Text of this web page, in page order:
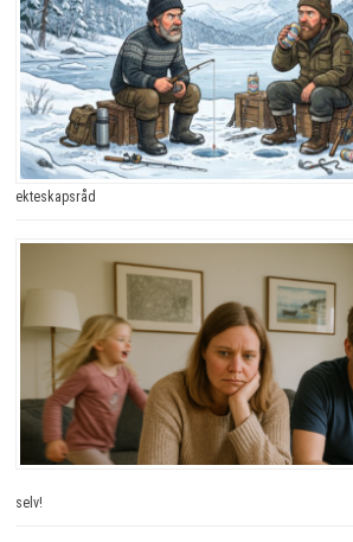
ekteskapsråd
selv!